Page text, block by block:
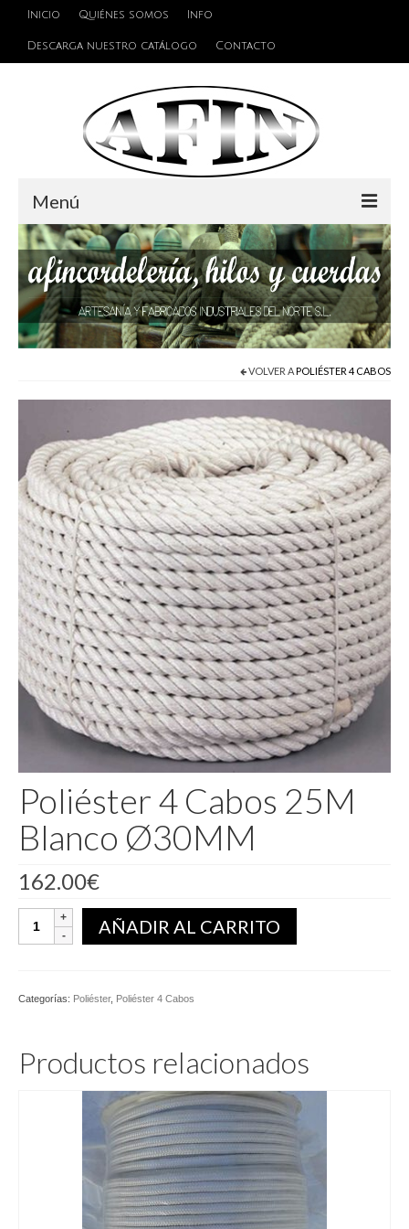
Inicio Quiénes somos Info
Descarga nuestro catálogo Contacto
Menú
Cuerdas
Hilos
Alambres y Cables
Accesorios de unión
Pegamento
VOLVER APOLIÉSTER 4 CABOS
Poliéster 4 Cabos 25M
Blanco Ø30MM
162.00€
Poliéster
Ø30MM
AÑADIR AL CARRITO
Categorías: Poliéster, Poliéster 4 Cabos
Productos relacionados